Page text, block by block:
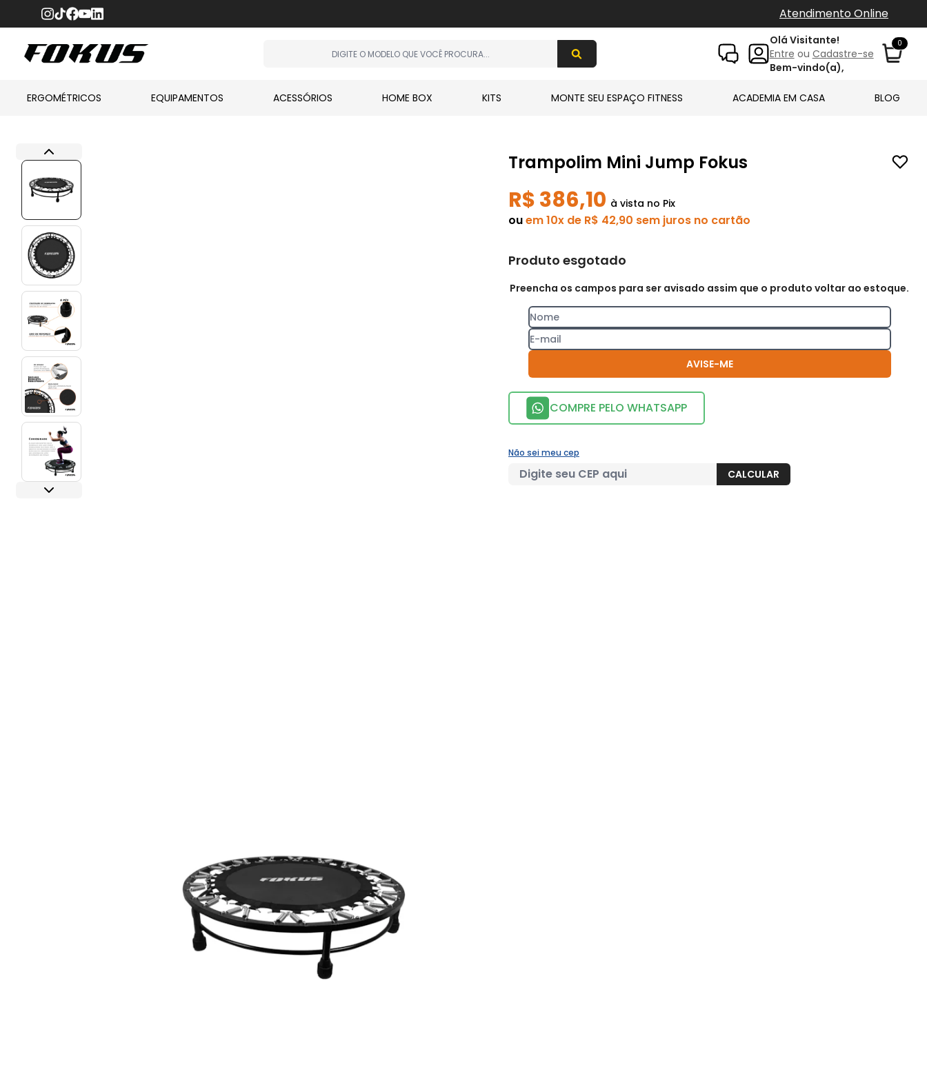
Atendimento Online
Olá Visitante!
Entre ou Cadastre-se
Bem-vindo(a),
0
ERGOMÉTRICOS EQUIPAMENTOS ACESSÓRIOS HOME BOX KITS MONTE SEU ESPAÇO FITNESS ACADEMIA EM CASA BLOG
Trampolim Mini Jump Fokus
R$ 386,10 à vista no Pix
ouem 10x de R$ 42,90 sem juros no cartão
Produto esgotado
Preencha os campos para ser avisado assim que o produto voltar ao estoque.
AVISE-ME
COMPRE PELO WHATSAPP
Não sei meu cep